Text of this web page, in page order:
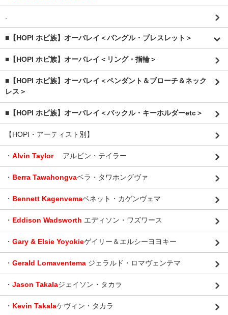
.
■【HOPI ホピ族】オーバレイ＜バングル・ブレスレット＞
■【HOPI ホピ族】オーバレイ＜リング・指輪＞
■【HOPI ホピ族】オーバレイ＜ペンダント＆ブローチ＆ネック
レス＞
■【HOPI ホピ族】オーバレイ＜バックル・キーホルダーetc＞
【HOPI・アーティスト別】
・ Alvin Taylor アルビン・テイラー
・ Berra Tawahongvaベラ・タワホングヴァ
・ Bennett Kagenvemaベネット・カゲンヴェマ
・ Eddison Wadsworth エディソン・ワズワース
・ Gary & Elsie Yoyokieゲイリー＆エルシーヨヨキー
・ Gerald Lomaventema ジェラルド・ロマヴェンテマ
・ Jason Takalaジェイソン・タカラ
・ Kevin Takalaケヴィン・タカラ